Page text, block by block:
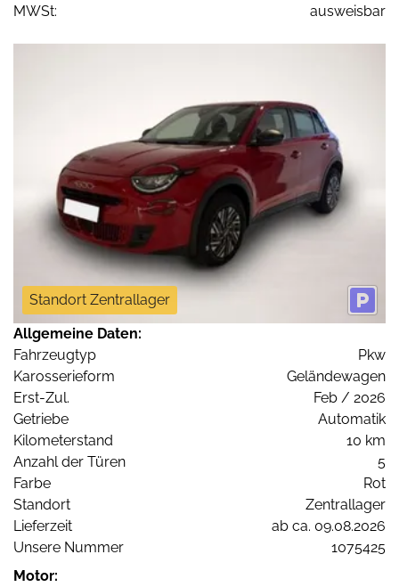
MWSt:
ausweisbar
Standort Zentrallager
Allgemeine Daten:
Fahrzeugtyp
Pkw
Karosserieform
Geländewagen
Erst-Zul.
Feb / 2026
Getriebe
Automatik
Kilometerstand
10 km
Anzahl der Türen
5
Farbe
Rot
Standort
Zentrallager
Lieferzeit
ab ca. 09.08.2026
Unsere Nummer
1075425
Motor: